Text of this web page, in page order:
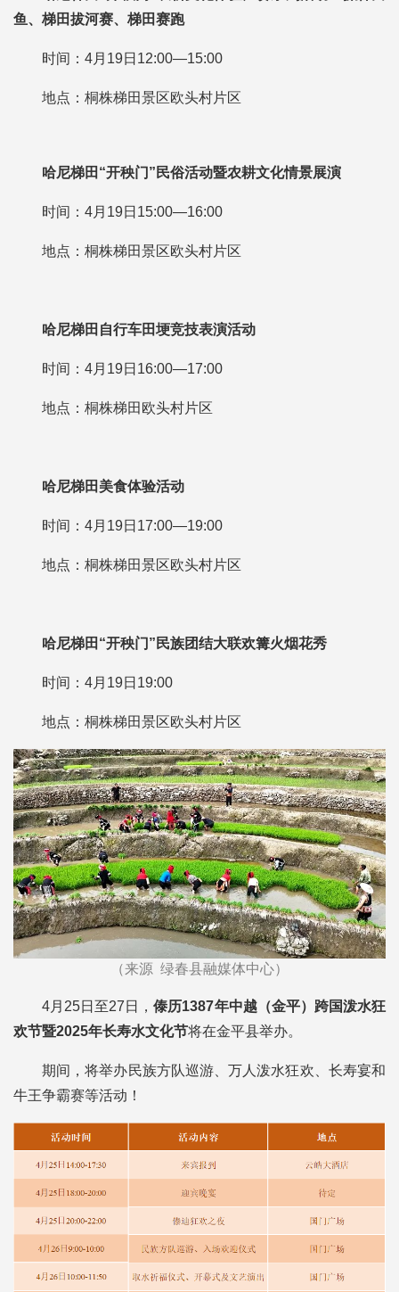
鱼、梯田拔河赛、梯田赛跑
时间：4月19日 12:00—15:00
地点：桐株梯田景区欧头村片区
哈尼梯田“开秧门”民俗活动暨农耕文化情景展演
时间：4月19日15:00—16:00
地点：桐株梯田景区欧头村片区
哈尼梯田自行车田埂竞技表演活动
时间：4月19日16:00—17:00
地点：桐株梯田欧头村片区
哈尼梯田美食体验活动
时间：4月19日17:00—19:00
地点：桐株梯田景区欧头村片区
哈尼梯田“开秧门”民族团结大联欢篝火烟花秀
时间：4月19日19:00
地点：桐株梯田景区欧头村片区
（来源 绿春县融媒体中心）
4月25日至27日，傣历1387年中越（金平）跨国泼水狂
欢节暨2025年长寿水文化节将在金平县举办。
期间，将举办民族方队巡游、万人泼水狂欢、长寿宴和
牛王争霸赛等活动！